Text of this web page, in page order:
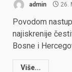
admin 26.
Povodom
najiskrenije
Bosne i
Više...